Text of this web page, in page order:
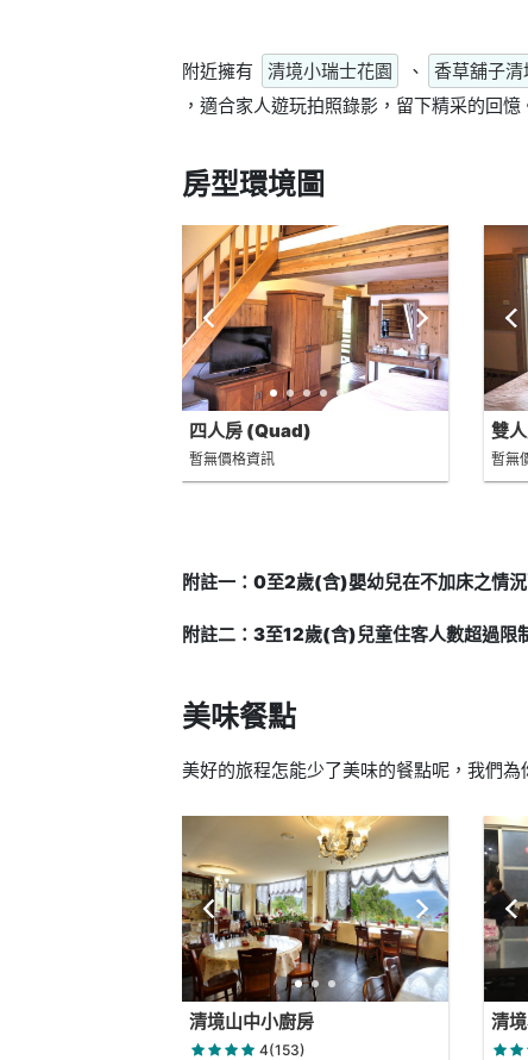
附近擁有 清境小瑞士花園 、 香草舖子清
，適合家人遊玩拍照錄影，留下精采的回憶
房型環境圖
四人房 (Quad)
暫無價格資訊
雙
暫無
附註一：0至2歲(含)嬰幼兒在不加床之情
附註二：3至12歲(含)兒童住客人數超過限
美味餐點
美好的旅程怎能少了美味的餐點呢，我們
清境山中小廚房
4(153)
清